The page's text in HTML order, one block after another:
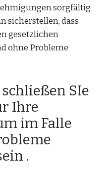
sorgfältig
sicherstellen, dass
gesetzlichen
ohne Probleme
SIe
Ihre
im Falle
.